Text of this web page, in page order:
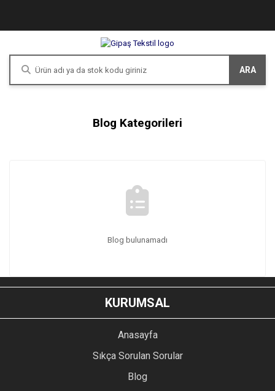
ARA
Blog Kategorileri
Blog bulunamadı
KURUMSAL
Anasayfa
Sıkça Sorulan Sorular
Blog